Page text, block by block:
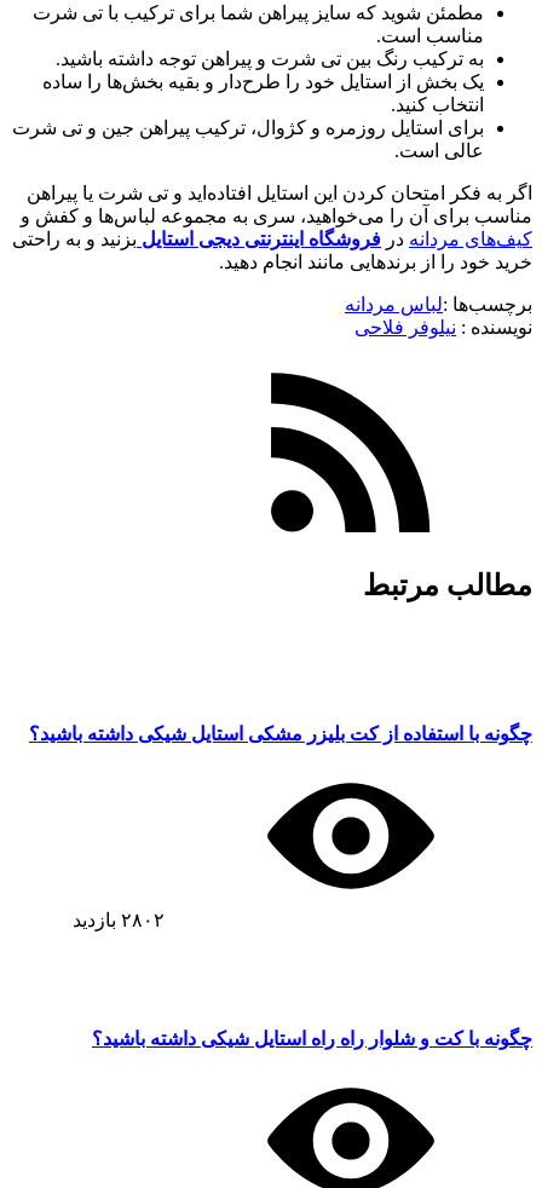
مطمئن شوید که سایز پیراهن شما برای ترکیب با تی شرت
مناسب است.
به ترکیب رنگ بین تی شرت و پیراهن توجه داشته باشید.
یک بخش از استایل خود را طرح‌دار و بقیه بخش‌ها را ساده
انتخاب کنید.
برای استایل روزمره و کژوال، ترکیب پیراهن جین و تی شرت
عالی است.
اگر به فکر امتحان کردن این استایل افتاده‌اید و تی شرت یا پیراهن
مناسب برای آن را می‌خواهید، سری به مجموعه لباس‌ها و کفش و
کیف‌های مردانه در فروشگاه اینترنتی دیجی استایل بزنید و به راحتی
خرید خود را از برندهایی مانند انجام دهید.
برچسب‌ها :لباس مردانه
نویسنده :‌ نیلوفر فلاحی
مطالب مرتبط
چگونه با استفاده از کت بلیزر مشکی استایل شیکی داشته باشید؟
۲۸۰۲ بازدید
چگونه با کت و شلوار راه راه استایل شیکی داشته باشید؟